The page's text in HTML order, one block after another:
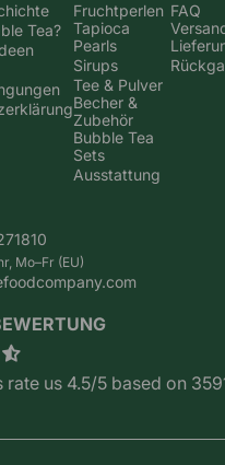
Tea?
Fruchtperlen
Tapioca
Pearls
Sirups
Tee & Pulver
Becher &
Zubehör
Bubble Tea
Sets
Ausstattung
FAQ
Mo–Fr (EU)
rate us 4.5/5 based on